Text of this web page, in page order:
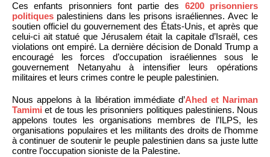
Ces enfants prisonniers font partie des 6200 prisonniers
politiques palestiniens dans les prisons israéliennes. Avec le
soutien officiel du gouvernement des États-Unis, et après que
celui-ci ait statué que Jérusalem était la capitale d’Israël, ces
violations ont empiré. La dernière décision de Donald Trump a
encouragé les forces d’occupation israéliennes sous le
gouvernement Netanyahu à intensifier leurs opérations
militaires et leurs crimes contre le peuple palestinien.
Nous appelons à la libération immédiate d’Ahed et Nariman
Tamimi et de tous les prisonniers politiques palestiniens. Nous
appelons toutes les organisations membres de l’ILPS, les
organisations populaires et les militants des droits de l’homme
à continuer de soutenir le peuple palestinien dans sa juste lutte
contre l’occupation sioniste de la Palestine.